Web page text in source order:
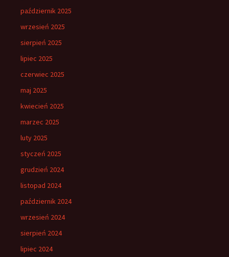
październik 2025
wrzesień 2025
sierpień 2025
lipiec 2025
czerwiec 2025
maj 2025
kwiecień 2025
marzec 2025
luty 2025
styczeń 2025
grudzień 2024
listopad 2024
październik 2024
wrzesień 2024
sierpień 2024
lipiec 2024